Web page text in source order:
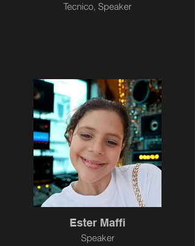
Tecnico, Speaker
Ester Maffi
Speaker